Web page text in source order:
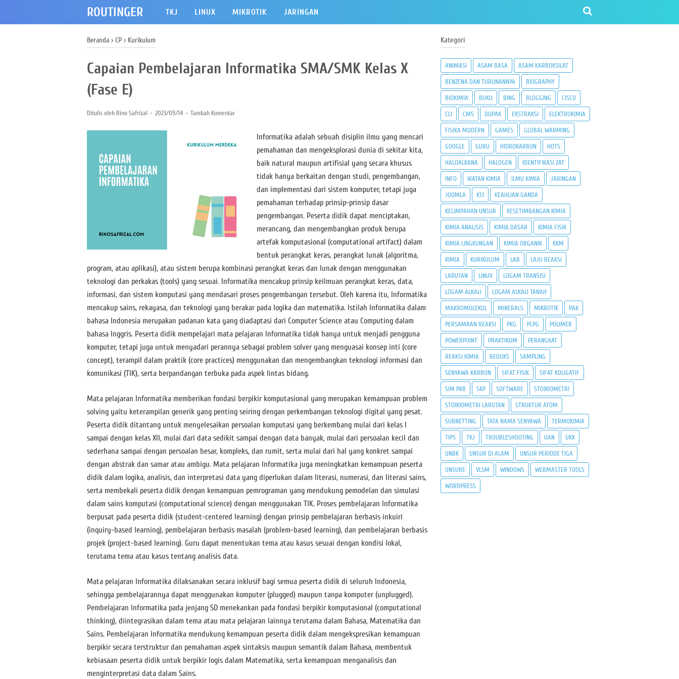
ROUTINGER TKJ LINUX MIKROTIK JARINGAN
Beranda › CP › Kurikulum
Capaian Pembelajaran Informatika SMA/SMK Kelas X
(Fase E)
Ditulis oleh Rino Safrizal 2023/09/14 Tambah Komentar
Informatika adalah sebuah disiplin ilmu yang mencari
pemahaman dan mengeksplorasi dunia di sekitar kita,
baik natural maupun artifisial yang secara khusus
tidak hanya berkaitan dengan studi, pengembangan,
dan implementasi dari sistem komputer, tetapi juga
pemahaman terhadap prinsip-prinsip dasar
pengembangan. Peserta didik dapat menciptakan,
merancang, dan mengembangkan produk berupa
artefak komputasional (computational artifact) dalam
bentuk perangkat keras, perangkat lunak (algoritma,
program, atau aplikasi), atau sistem berupa kombinasi perangkat keras dan lunak dengan menggunakan
teknologi dan perkakas (tools) yang sesuai. Informatika mencakup prinsip keilmuan perangkat keras, data,
informasi, dan sistem komputasi yang mendasari proses pengembangan tersebut. Oleh karena itu, Informatika
mencakup sains, rekayasa, dan teknologi yang berakar pada logika dan matematika. Istilah Informatika dalam
bahasa Indonesia merupakan padanan kata yang diadaptasi dari Computer Science atau Computing dalam
bahasa Inggris. Peserta didik mempelajari mata pelajaran Informatika tidak hanya untuk menjadi pengguna
komputer, tetapi juga untuk menyadari perannya sebagai problem solver yang menguasai konsep inti (core
concept), terampil dalam praktik (core practices) menggunakan dan mengembangkan teknologi informasi dan
komunikasi (TIK), serta berpandangan terbuka pada aspek lintas bidang.
Mata pelajaran Informatika memberikan fondasi berpikir komputasional yang merupakan kemampuan problem
solving yaitu keterampilan generik yang penting seiring dengan perkembangan teknologi digital yang pesat.
Peserta didik ditantang untuk menyelesaikan persoalan komputasi yang berkembang mulai dari kelas I
sampai dengan kelas XII, mulai dari data sedikit sampai dengan data banyak, mulai dari persoalan kecil dan
sederhana sampai dengan persoalan besar, kompleks, dan rumit, serta mulai dari hal yang konkret sampai
dengan abstrak dan samar atau ambigu. Mata pelajaran Informatika juga meningkatkan kemampuan peserta
didik dalam logika, analisis, dan interpretasi data yang diperlukan dalam literasi, numerasi, dan literasi sains,
serta membekali peserta didik dengan kemampuan pemrograman yang mendukung pemodelan dan simulasi
dalam sains komputasi (computational science) dengan menggunakan TIK. Proses pembelajaran Informatika
berpusat pada peserta didik (student-centered learning) dengan prinsip pembelajaran berbasis inkuiri
(inquiry-based learning), pembelajaran berbasis masalah (problem-based learning), dan pembelajaran berbasis
projek (project-based learning). Guru dapat menentukan tema atau kasus sesuai dengan kondisi lokal,
terutama tema atau kasus tentang analisis data.
Mata pelajaran Informatika dilaksanakan secara inklusif bagi semua peserta didik di seluruh Indonesia,
sehingga pembelajarannya dapat menggunakan komputer (plugged) maupun tanpa komputer (unplugged).
Pembelajaran Informatika pada jenjang SD menekankan pada fondasi berpikir komputasional (computational
thinking), diintegrasikan dalam tema atau mata pelajaran lainnya terutama dalam Bahasa, Matematika dan
Sains. Pembelajaran Informatika mendukung kemampuan peserta didik dalam mengekspresikan kemampuan
berpikir secara terstruktur dan pemahaman aspek sintaksis maupun semantik dalam Bahasa, membentuk
kebiasaan peserta didik untuk berpikir logis dalam Matematika, serta kemampuan menganalisis dan
menginterpretasi data dalam Sains.
Kategori
ANIMASI ASAM BASA ASAM KARBOKSILAT
BENZENA DAN TURUNANNYA BIOGRAPHY
BIOKIMIA BUKU BING BLOGGING CISCO
CLI CMS DUPAK EKSTRAKSI ELEKTROKIMIA
FISIKA MODERN GAMES GLOBAL WARMING
GOOGLE GURU HIDROKARBON HOTS
HALOALKANA HALOGEN IDENTIFIKASI ZAT
INFO IKATAN KIMIA ILMU KIMIA JARINGAN
JOOMLA K13 KEAHLIAN GANDA
KELIMPAHAN UNSUR KESETIMBANGAN KIMIA
KIMIA ANALISIS KIMIA DASAR KIMIA FISIK
KIMIA LINGKUNGAN KIMIA ORGANIK KKM
KIMIA KURIKULUM LAB LAJU REAKSI
LARUTAN LINUX LOGAM TRANSISI
LOGAM ALKALI LOGAM ALKALI TANAH
MAKROMOLEKUL MINERALS MIKROTIK PAK
PERSAMAAN REAKSI PKG PLPG POLIMER
POWERPOINT PRAKTIKUM PERANGKAT
REAKSI KIMIA REDOKS SAMPLING
SENYAWA KARBON SIFAT FISIK SIFAT KOLIGATIF
SIM PKB SKP SOFTWARE STOIKIOMETRI
STOIKIOMETRI LARUTAN STRUKTUR ATOM
SUBNETTING TATA NAMA SENYAWA TERMOKIMIA
TIPS TKJ TROUBLESHOOTING UAN UKK
UNBK UNSUR DI ALAM UNSUR PERIODE TIGA
UNSURE VLSM WINDOWS WEBMASTER TOOLS
WORDPRESS